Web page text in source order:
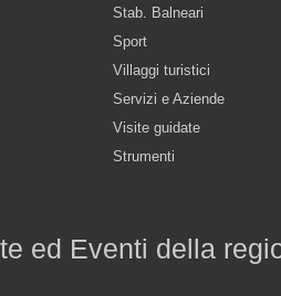
Stab. Balneari
Sport
Villaggi turistici
Servizi e Aziende
Visite guidate
Strumenti
ed Eventi della